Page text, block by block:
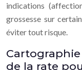
indications
grossesse sur
éviter tout risque.
de la rate